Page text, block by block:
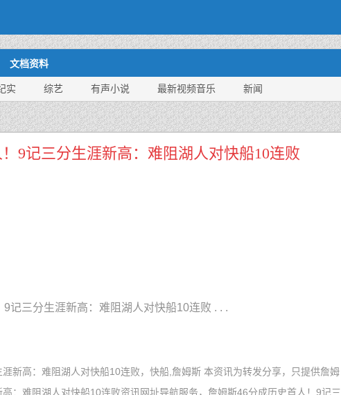
文档资料
实 综艺 有声小说 最新视频音乐 新闻
9记三分生涯新高：难阻湖人对快船10连败
记三分生涯新高：难阻湖人对快船10连败 . . .
新高：难阻湖人对快船10连败，快船,詹姆斯 本资讯为转发分享，只提供詹姆
：难阻湖人对快船10连败资讯网址导航服务，詹姆斯46分成历史首人！9记三